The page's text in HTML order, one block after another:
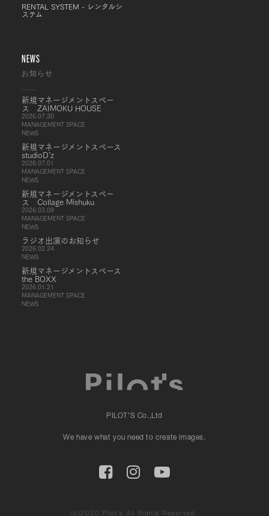
RENTAL SYSTEM - レンタルシ
ステム
NEWS
お知らせ
新規マネージメントスペー
ス ZAIMOKU HOUSE
2026.07.30
MANAGEMENT SPACE
NEWS
新規マネージメントスペース
studioD’z
2026.07.01
MANAGEMENT SPACE
NEWS
新規マネージメントスペー
ス Collage Mishuku
2026.03.09
MANAGEMENT SPACE
NEWS
ラジオ出演のお知らせ
2026.02.24
NEWS
新規マネージメントスペース
the BOXX
2026.01.21
MANAGEMENT SPACE
NEWS
PILOT'S Co.,Ltd
We have what you need to create images.
(c)2020 Pilot’s All Rights Reserved.